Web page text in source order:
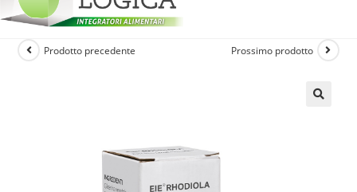
Prodotto precedente Prossimo prodotto